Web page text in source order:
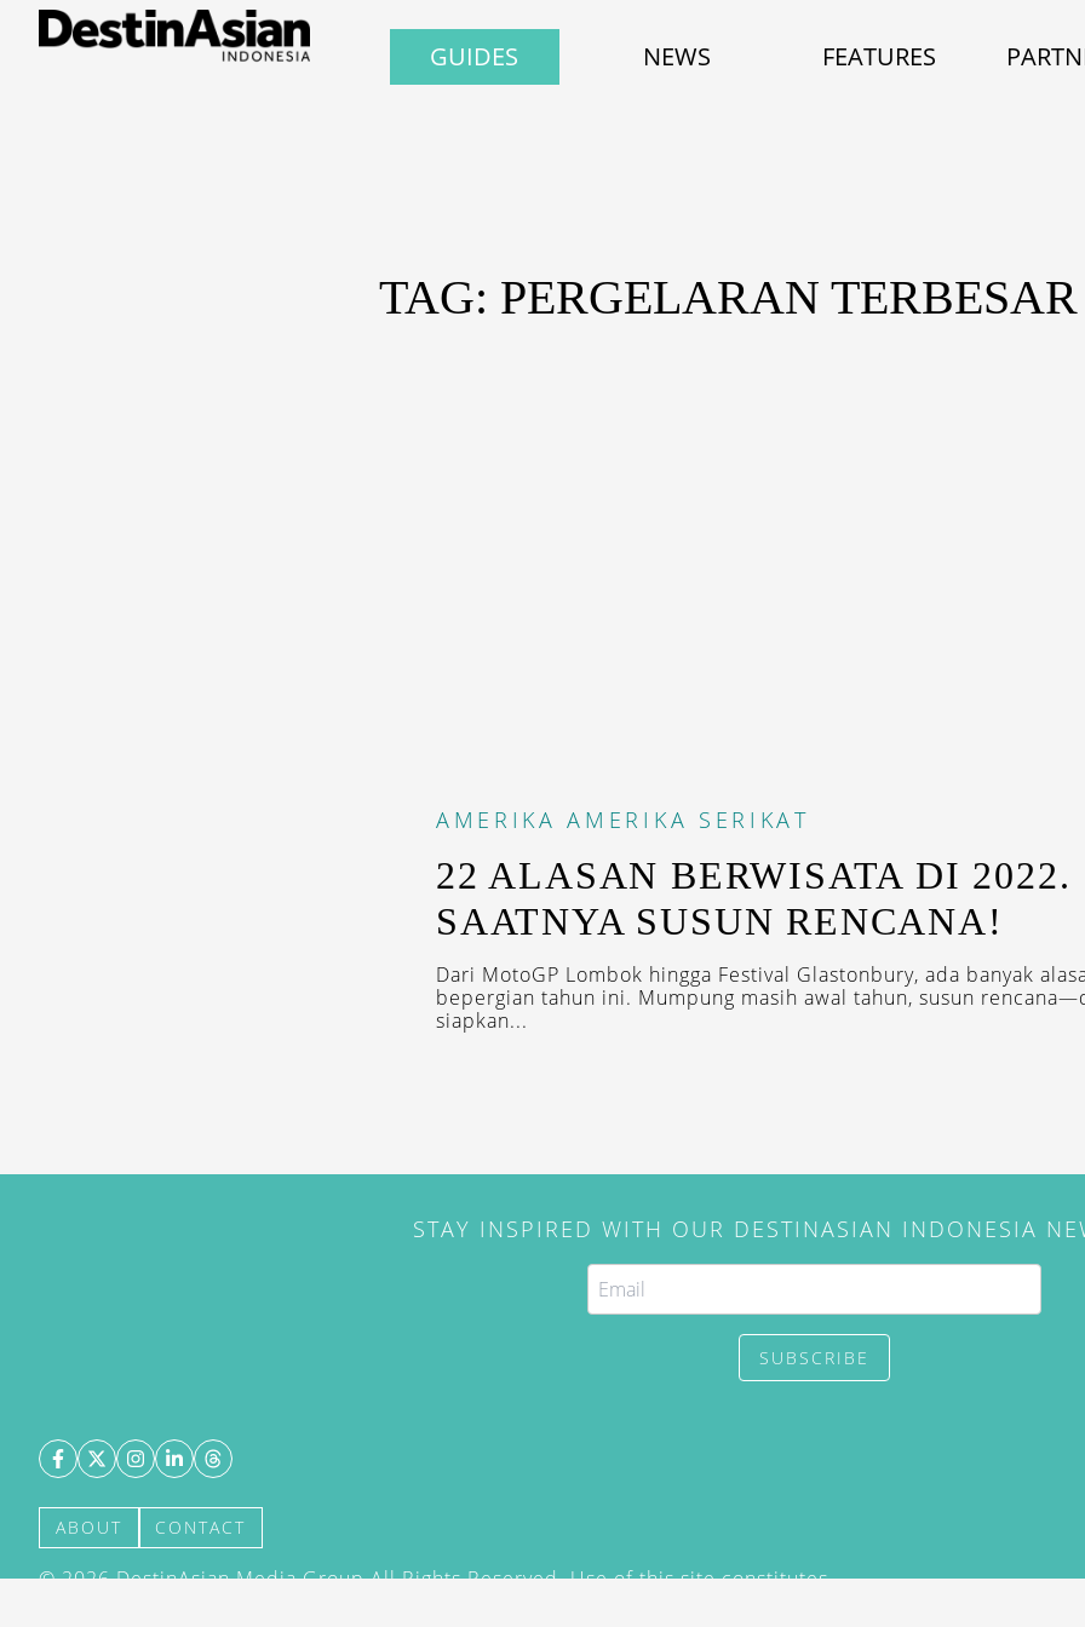
GUIDES NEWS FEATURES
TAG: PERGELARAN
AMERIKA AMERIKA SERIKAT
22 ALASAN BERWISATA DI 2022.
SAATNYA SUSUN RENCANA!
Dari MotoGP Lombok hingga Festival Glastonbury, ada banyak
bepergian tahun ini. Mumpung masih awal tahun, susun
siapkan...
STAY INSPIRED WITH OUR DESTINASIAN INDONESIA
SUBSCRIBE
ABOUT CONTACT
©2026DestinAsian Media Group All Rights Reserved. Use of this site constitutes